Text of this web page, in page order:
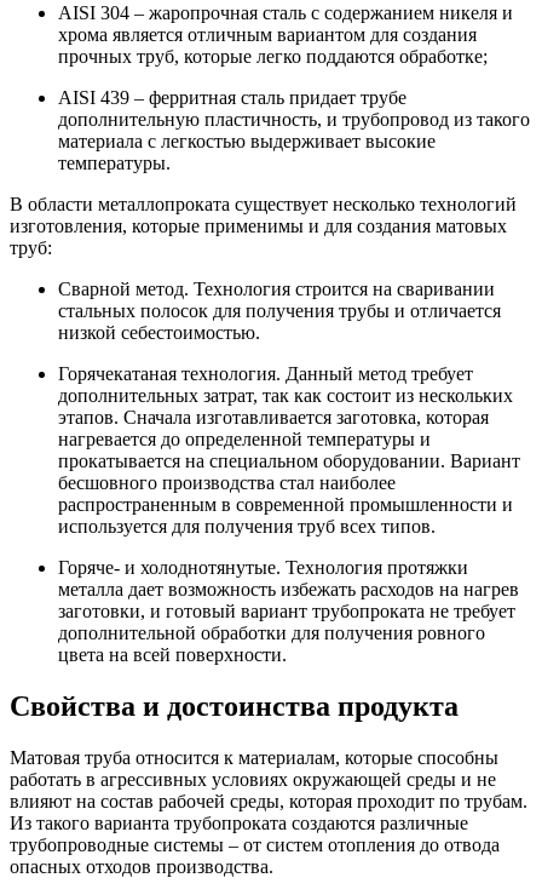
AISI 304 – жаропрочная сталь с содержанием никеля и
хрома является отличным вариантом для создания
прочных труб, которые легко поддаются обработке;
AISI 439 – ферритная сталь придает трубе
дополнительную пластичность, и трубопровод из такого
материала с легкостью выдерживает высокие
температуры.
В области металлопроката существует несколько технологий
изготовления, которые применимы и для создания матовых
труб:
Сварной метод. Технология строится на сваривании
стальных полосок для получения трубы и отличается
низкой себестоимостью.
Горячекатаная технология. Данный метод требует
дополнительных затрат, так как состоит из нескольких
этапов. Сначала изготавливается заготовка, которая
нагревается до определенной температуры и
прокатывается на специальном оборудовании. Вариант
бесшовного производства стал наиболее
распространенным в современной промышленности и
используется для получения труб всех типов.
Горяче- и холоднотянутые. Технология протяжки
металла дает возможность избежать расходов на нагрев
заготовки, и готовый вариант трубопроката не требует
дополнительной обработки для получения ровного
цвета на всей поверхности.
Свойства и достоинства продукта
Матовая труба относится к материалам, которые способны
работать в агрессивных условиях окружающей среды и не
влияют на состав рабочей среды, которая проходит по трубам.
Из такого варианта трубопроката создаются различные
трубопроводные системы – от систем отопления до отвода
опасных отходов производства.